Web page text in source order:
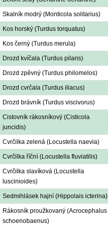
Skalník modrý (Monticola solitarius)
Kos horský (Turdus torquatus)
Kos černý (Turdus merula)
Drozd kvíčala (Turdus pilaris)
Drozd zpěvný (Turdus philomelos)
Drozd cvrčala (Turdus iliacus)
Drozd brávník (Turdus viscivorus)
Cistovník rákosníkový (Cisticola
juncidis)
Cvrčilka zelená (Locustella naevia)
Cvrčilka říční (Locustella fluviatilis)
Cvrčilka slavíková (Locustella
luscinioides)
Sedmihlásek hajní (Hippolais icterina)
Rákosník proužkovaný (Acrocephalus
schoenobaenus)